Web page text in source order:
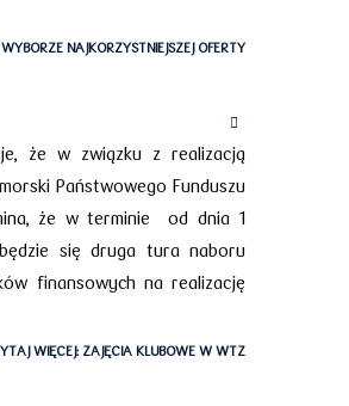
NAJKORZYSTNIEJSZEJ OFERTY
że w związku z realizacją
Państwowego Funduszu
że w terminie od dnia 1
się druga tura naboru
finansowych na realizację
WIĘCEJ: ZAJĘCIA KLUBOWE W WTZ